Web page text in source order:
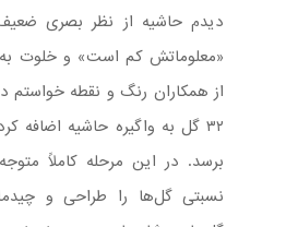
دیدم حاشیه از نظر بصری
«معلوماتش کم است» و خلوت به
از همکاران رنگ و نقطه خواستم
۳۲ گل به واگیره حاشیه اضافه
برسد. در این مرحله کاملاً
نسبتی گل‌ها را طراحی و